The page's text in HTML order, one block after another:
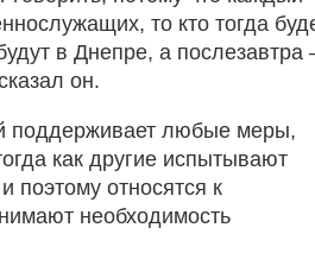
то кто тогда
в Днепре, а послезавтра
он.
поддерживает любые меры,
как другие испытывают
поэтому относятся к
необходимость